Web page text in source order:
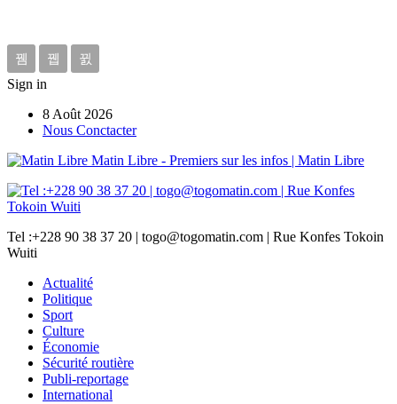
Sign in
8 Août 2026
Nous Conctacter
Matin Libre - Premiers sur les infos | Matin Libre
Tel :+228 90 38 37 20 | togo@togomatin.com | Rue Konfes Tokoin
Wuiti
Actualité
Politique
Sport
Culture
Économie
Sécurité routière
Publi-reportage
International